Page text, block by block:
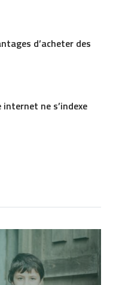
d’acheter des
ne s’indexe